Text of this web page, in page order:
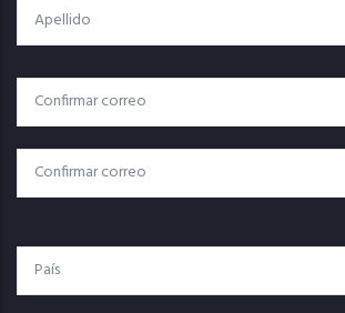
Apellido
Correo
Electrónico
Correo Electrónico
Confirmar Correo
País